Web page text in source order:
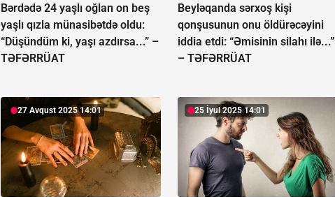
Bərdədə 24 yaşlı oğlan on beş
yaşlı qızla münasibətdə oldu:
“Düşündüm ki, yaşı azdırsa...” –
TƏFƏRRÜAT
Beyləqanda sərxoş kişi
qonşusunun onu öldürəcəyini
iddia etdi: “Əmisinin silahı ilə...”
–TƏFƏRRÜAT
27 Avqust 2025 14:01 25 İyul 2025 14:01